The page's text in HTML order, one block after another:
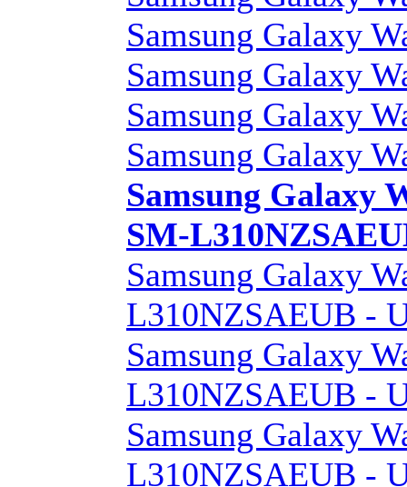
Samsung Galaxy
Samsung Galaxy
Samsung Galaxy
Samsung Galaxy
Samsung Galaxy
SM-
Samsung Galaxy
L310NZSAEUB -
Samsung Galaxy
L310NZSAEUB -
Samsung Galaxy
L310NZSAEUB -